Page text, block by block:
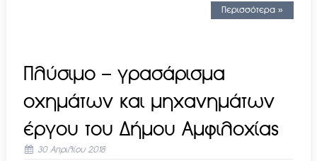
Περισσότερα »
Πλύσιμο – γρασάρισμα
οχημάτων και μηχανημάτων
έργου του Δήμου Αμφιλοχίας
30 Απριλίου 2018